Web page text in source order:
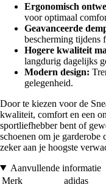
Ergonomisch
voor optimaal
Geavanceerde
bescherming tijdens
Hogere kwaliteit
langdurig dagelijks
Modern design:
gelegenheid.
Door te kiezen voor de
kwaliteit, comfort en een
sportliefhebber bent of
schoenen om je garderobe
zeker aan je hoogste
Aanvullende informatie
Merk
adidas